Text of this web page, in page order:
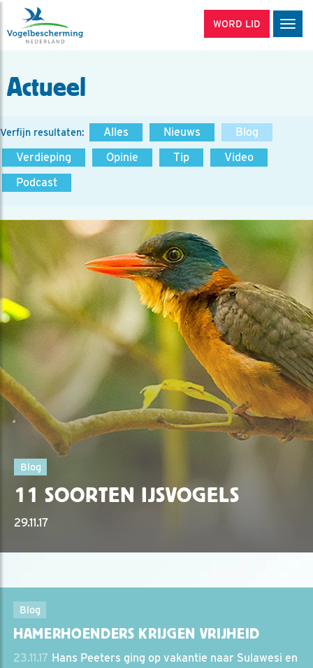
WORD LID
Actueel
Verfijn resultaten: Alles Nieuws
Blog
Verdieping
Opinie Tip
Video
Podcast
Blog
11 SOORTEN IJSVOGELS
29.11.17
Blog
HAMERHOENDERS KRIJGEN VRIJHEID
23.11.17 Hans Peeters ging op vakantie naar Sulawesi en